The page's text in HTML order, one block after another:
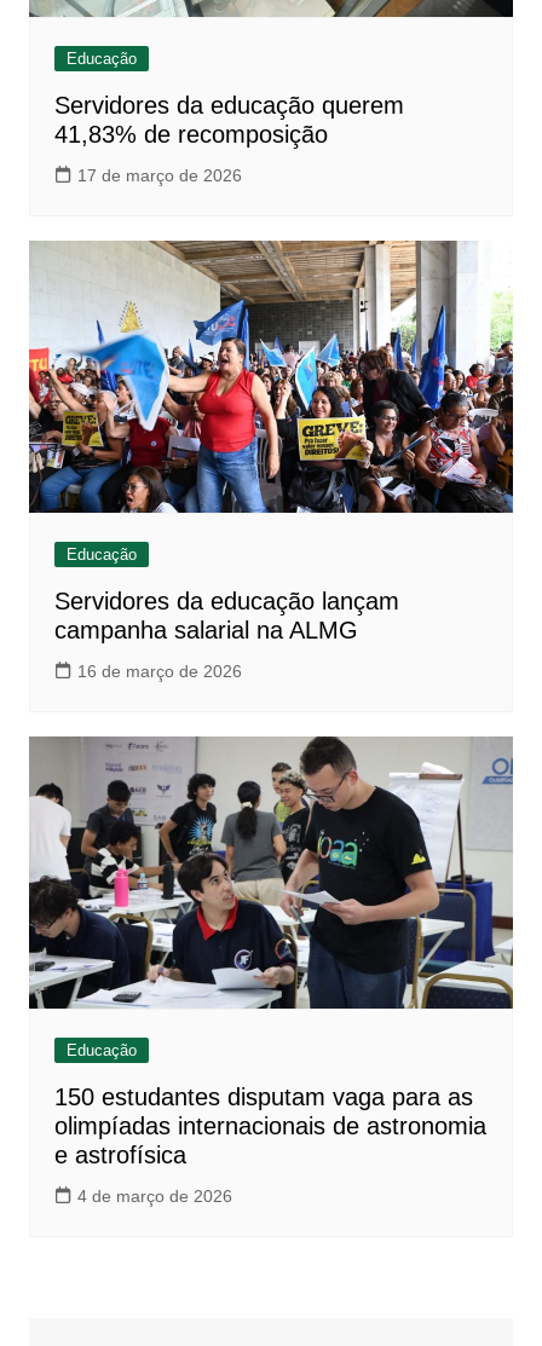
Educação
Servidores da educação querem
41,83% de recomposição
17 de março de 2026
Educação
Servidores da educação lançam
campanha salarial na ALMG
16 de março de 2026
Educação
150 estudantes disputam vaga para as
olimpíadas internacionais de astronomia
e astrofísica
4 de março de 2026